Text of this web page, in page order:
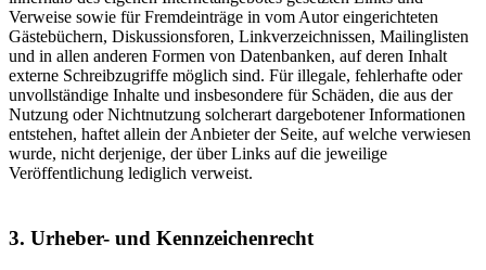
Verweise sowie für Fremdeinträge in vom Autor eingerichteten
Gästebüchern, Diskussionsforen, Linkverzeichnissen, Mailinglisten
und in allen anderen Formen von Datenbanken, auf deren Inhalt
externe Schreibzugriffe möglich sind. Für illegale, fehlerhafte oder
unvollständige Inhalte und insbesondere für Schäden, die aus der
Nutzung oder Nichtnutzung solcherart dargebotener Informationen
entstehen, haftet allein der Anbieter der Seite, auf welche verwiesen
wurde, nicht derjenige, der über Links auf die jeweilige
Veröffentlichung lediglich verweist.
3. Urheber- und Kennzeichenrecht